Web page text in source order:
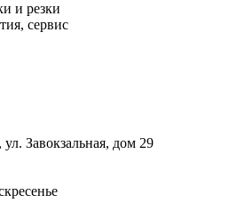
и резки
сервис
Завокзальная, дом 29